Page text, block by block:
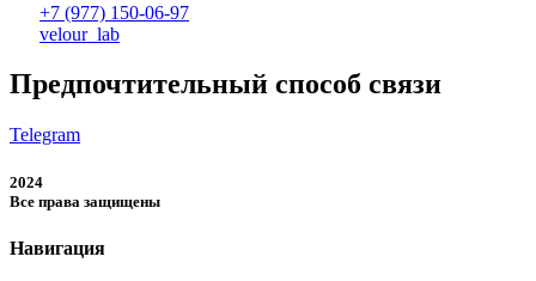
+7 (977) 150-06-97
velour_lab
Предпочтительный способ связи
Telegram
2024
Все права защищены
Навигация